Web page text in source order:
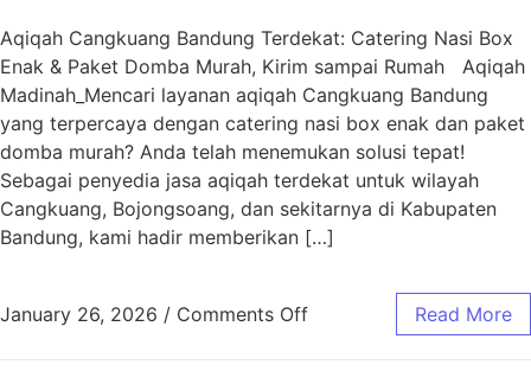
Aqiqah Cangkuang Bandung Terdekat: Catering Nasi Box
Enak & Paket Domba Murah, Kirim sampai Rumah Aqiqah
Madinah_Mencari layanan aqiqah Cangkuang Bandung
yang terpercaya dengan catering nasi box enak dan paket
domba murah? Anda telah menemukan solusi tepat!
Sebagai penyedia jasa aqiqah terdekat untuk wilayah
Cangkuang, Bojongsoang, dan sekitarnya di Kabupaten
Bandung, kami hadir memberikan […]
January 26, 2026 / Comments Off Read More